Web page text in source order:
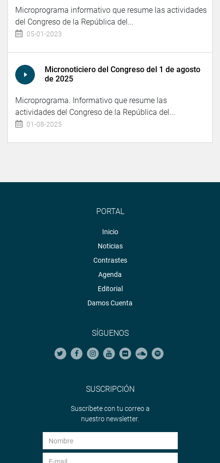
Microprograma informativo que resume las actividades
del Congreso de la República del...
05-01-2023
Micronoticiero del Congreso del 1 de agosto
de 2025
Microprograma. Informativo que resume las
actividades del Congreso de la República del...
01-08-2025
PORTAL
Inicio
Noticias
Contrastes
Agenda
Editorial
Damos Cuenta
SÍGUENOS
SUSCRIPCIÓN
Suscríbete con tu correo a
nuestro newsletter.